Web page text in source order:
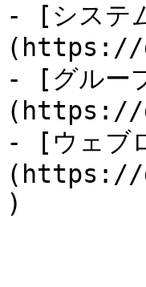
- [システ
(https://
- [グルー
(https://
- [ウェブ
(https://